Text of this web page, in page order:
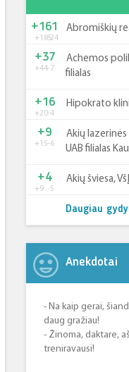
+185-24
+161 Abromiškių
+44-7
+37
Achemos
filialas
+20-4
+16 Hipokrato
+15-6
+9
Akių
UAB filialas
+9 -5
+4 Akių šviesa, VšĮ
Daugiau
Anekdotai
- Na kaip gerai,
daug gražiau!
- Žinoma, daktare,
treniravausi!